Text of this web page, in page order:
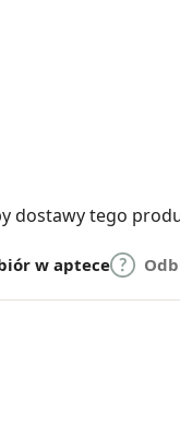
dostawy tego
w aptece